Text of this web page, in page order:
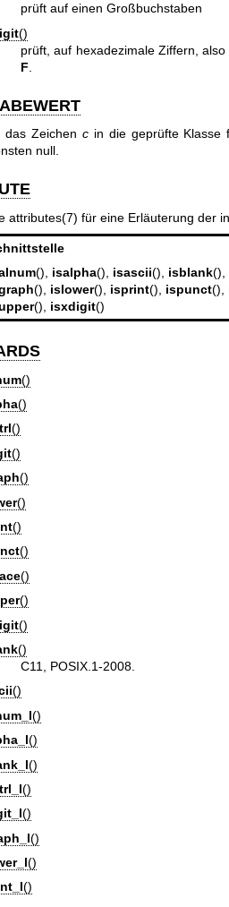
prüft auf einen Großbuchstaben
()
prüft, auf hexadezimale Ziffern, also
F
das Zeichen cin die geprüfte Klasse
null.
attributes(7) für eine Erläuterung der
(), isalpha(), isascii(), isblank(),
(), islower(), isprint(), ispunct(),
(), isxdigit()
()
()
()
()
()
()
()
()
()
()
()
()
C11, POSIX.1-2008.
()
()
()
()
()
()
()
()
()